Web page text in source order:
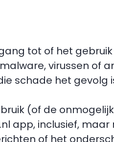
tot of het
virussen of
schade het gevolg
(of de
app, inclusief,
of het